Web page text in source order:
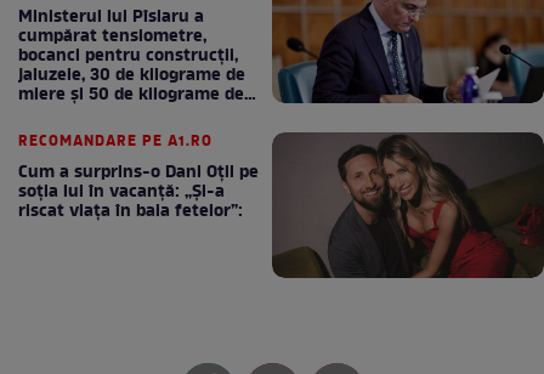
Ministerul lui Pîslaru a
cumpărat tensiometre,
bocanci pentru construcții,
jaluzele, 30 de kilograme de
miere și 50 de kilograme de
RECOMANDARE PE A1.RO
Cum a surprins-o Dani Oțil pe
soția lui în vacanță: „Și-a
riscat viața în baia fetelor”: